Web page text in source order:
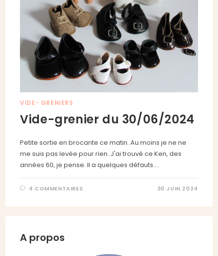
VIDE- GRENIERS
Vide-grenier du 30/06/2024
Petite sortie en brocante ce matin. Au moins je ne ne
me suis pas levée pour rien. J'ai trouvé ce Ken, des
années 60, je pense. Il a quelques défauts.…
4 COMMENTAIRES 30 JUIN 2024
A propos